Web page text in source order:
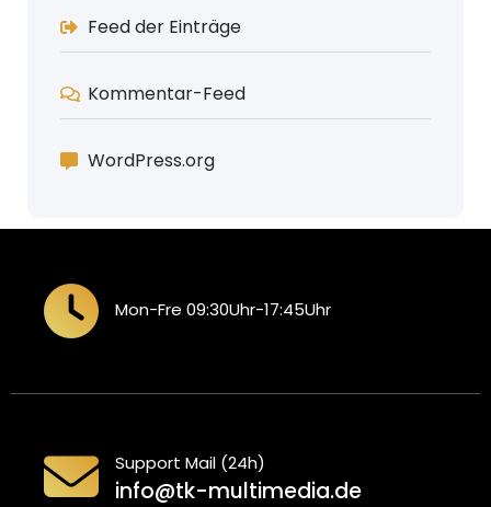
Feed der Einträge
Kommentar-Feed
WordPress.org
Mon-Fre 09:30Uhr-17:45Uhr
Support Mail (24h)
info@tk-multimedia.de